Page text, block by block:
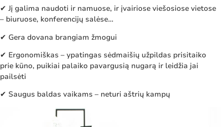
✔ Jį galima naudoti ir namuose, ir įvairiose viešosiose vietose
– biuruose, konferencijų salėse…
✔ Gera dovana brangiam žmogui
✔ Ergonomiškas – ypatingas sėdmaišių užpildas prisitaiko
prie kūno, puikiai palaiko pavargusią nugarą ir leidžia jai
pailsėti
✔ Saugus baldas vaikams – neturi aštrių kampų